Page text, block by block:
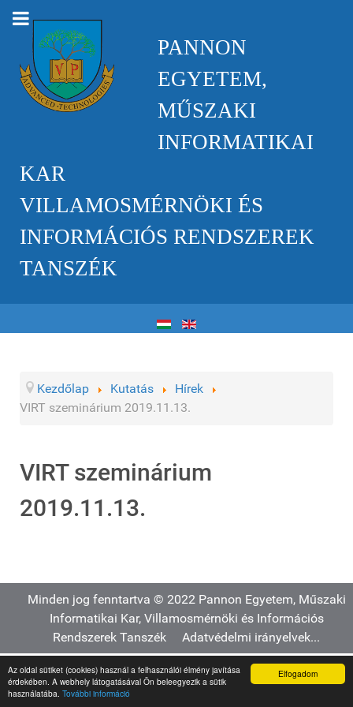
Elfogadom
Az oldal sütiket (cookies) használ a felhasználói élmény javítása
érdekében. A webhely látogatásával Ön beleegyezik a sütik
használatába. További információ
PANNON
EGYETEM,
MŰSZAKI
INFORMATIKAI
KAR
VILLAMOSMÉRNÖKI ÉS
INFORMÁCIÓS RENDSZEREK
TANSZÉK
Kezdőlap Kutatás
Hírek
VIRT szeminárium 2019.11.13.
VIRT szeminárium
2019.11.13.
Minden jog fenntartva © 2022 Pannon Egyetem, Műszaki
Informatikai Kar, Villamosmérnöki és Információs
Rendszerek Tanszék Adatvédelmi irányelvek...